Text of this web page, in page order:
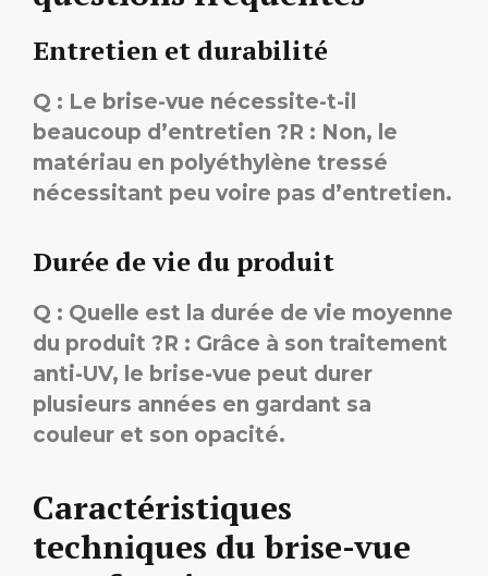
Entretien et durabilité
Q : Le brise-vue nécessite-t-il
beaucoup d’entretien ?R : Non, le
matériau en polyéthylène tressé
nécessitant peu voire pas d’entretien.
Durée de vie du produit
Q : Quelle est la durée de vie moyenne
du produit ?R : Grâce à son traitement
anti-UV, le brise-vue peut durer
plusieurs années en gardant sa
couleur et son opacité.
Caractéristiques
techniques du brise-vue